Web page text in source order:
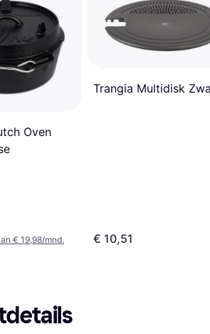
Oven
€ 19,98/mnd.
Trangia Multidisk
€ 10,51